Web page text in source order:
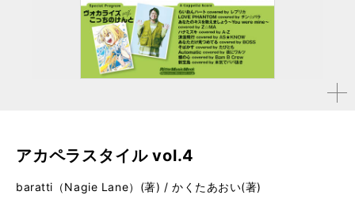
拡大す
アカペラスタイル vol.4
baratti（Nagie Lane）(著) / かくたあおい(著)